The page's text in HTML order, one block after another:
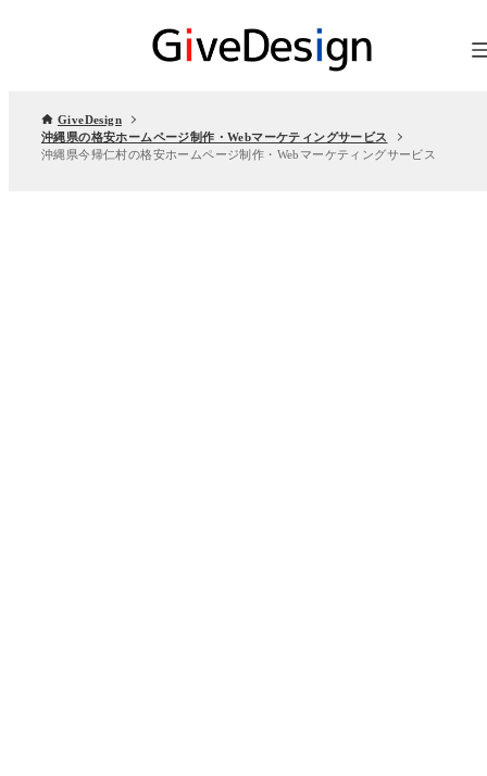
GiveDesign
沖縄県の格安ホームページ制作・Webマーケティングサービス
沖縄県今帰仁村の格安ホームページ制作・Webマーケティングサービス